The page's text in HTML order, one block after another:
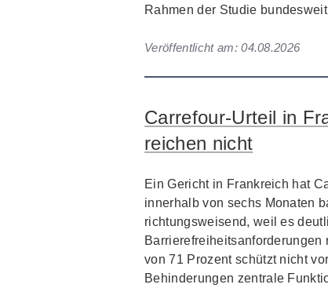
Rahmen der Studie
Veröffentlicht am:04.08.2026
Carrefour-Urteil in
reichen nicht
Ein Gericht in Frankreich hat
innerhalb von sechs Monaten
richtungsweisend, weil es
von 71 Prozent schützt nicht
Behinderungen zentrale